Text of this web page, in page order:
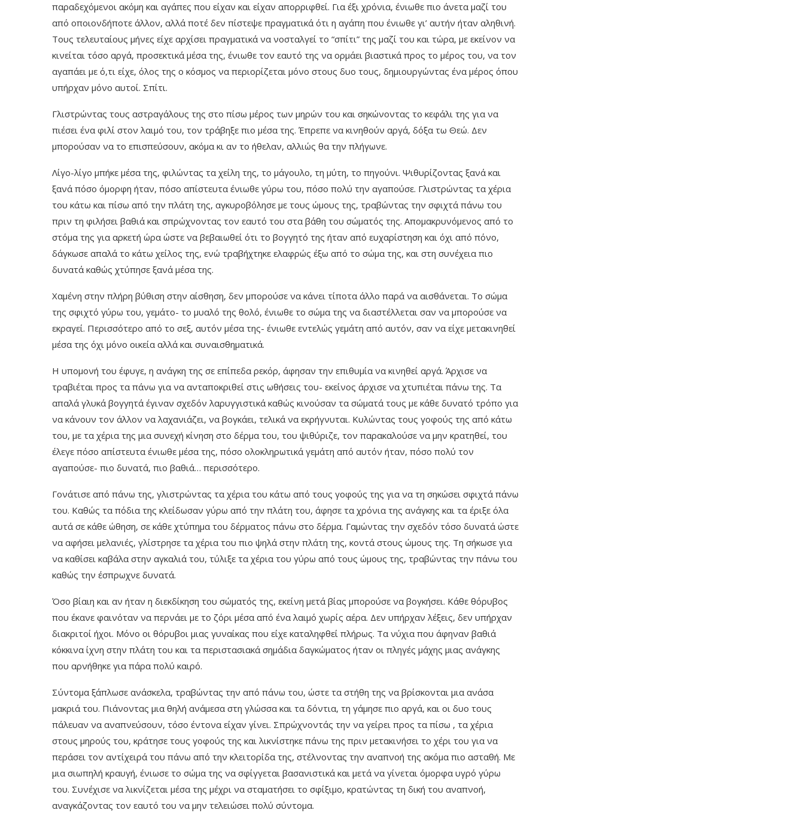
παραδεχόμενοι ακόμη και αγάπες που είχαν και είχαν απορριφθεί. Για έξι χρόνια, ένιωθε πιο άνετα μαζί του
από οποιονδήποτε άλλον, αλλά ποτέ δεν πίστεψε πραγματικά ότι η αγάπη που ένιωθε γι’ αυτήν ήταν αληθινή.
Τους τελευταίους μήνες είχε αρχίσει πραγματικά να νοσταλγεί το “σπίτι” της μαζί του και τώρα, με εκείνον να
κινείται τόσο αργά, προσεκτικά μέσα της, ένιωθε τον εαυτό της να ορμάει βιαστικά προς το μέρος του, να τον
αγαπάει με ό,τι είχε, όλος της ο κόσμος να περιορίζεται μόνο στους δυο τους, δημιουργώντας ένα μέρος όπου
υπήρχαν μόνο αυτοί. Σπίτι.
Γλιστρώντας τους αστραγάλους της στο πίσω μέρος των μηρών του και σηκώνοντας το κεφάλι της για να
πιέσει ένα φιλί στον λαιμό του, τον τράβηξε πιο μέσα της. Έπρεπε να κινηθούν αργά, δόξα τω Θεώ. Δεν
μπορούσαν να το επισπεύσουν, ακόμα κι αν το ήθελαν, αλλιώς θα την πλήγωνε.
Λίγο-λίγο μπήκε μέσα της, φιλώντας τα χείλη της, το μάγουλο, τη μύτη, το πηγούνι. Ψιθυρίζοντας ξανά και
ξανά πόσο όμορφη ήταν, πόσο απίστευτα ένιωθε γύρω του, πόσο πολύ την αγαπούσε. Γλιστρώντας τα χέρια
του κάτω και πίσω από την πλάτη της, αγκυροβόλησε με τους ώμους της, τραβώντας την σφιχτά πάνω του
πριν τη φιλήσει βαθιά και σπρώχνοντας τον εαυτό του στα βάθη του σώματός της. Απομακρυνόμενος από το
στόμα της για αρκετή ώρα ώστε να βεβαιωθεί ότι το βογγητό της ήταν από ευχαρίστηση και όχι από πόνο,
δάγκωσε απαλά το κάτω χείλος της, ενώ τραβήχτηκε ελαφρώς έξω από το σώμα της, και στη συνέχεια πιο
δυνατά καθώς χτύπησε ξανά μέσα της.
Χαμένη στην πλήρη βύθιση στην αίσθηση, δεν μπορούσε να κάνει τίποτα άλλο παρά να αισθάνεται. Το σώμα
της σφιχτό γύρω του, γεμάτο- το μυαλό της θολό, ένιωθε το σώμα της να διαστέλλεται σαν να μπορούσε να
εκραγεί. Περισσότερο από το σεξ, αυτόν μέσα της- ένιωθε εντελώς γεμάτη από αυτόν, σαν να είχε μετακινηθεί
μέσα της όχι μόνο οικεία αλλά και συναισθηματικά.
Η υπομονή του έφυγε, η ανάγκη της σε επίπεδα ρεκόρ, άφησαν την επιθυμία να κινηθεί αργά. Άρχισε να
τραβιέται προς τα πάνω για να ανταποκριθεί στις ωθήσεις του- εκείνος άρχισε να χτυπιέται πάνω της. Τα
απαλά γλυκά βογγητά έγιναν σχεδόν λαρυγγιστικά καθώς κινούσαν τα σώματά τους με κάθε δυνατό τρόπο για
να κάνουν τον άλλον να λαχανιάζει, να βογκάει, τελικά να εκρήγνυται. Κυλώντας τους γοφούς της από κάτω
του, με τα χέρια της μια συνεχή κίνηση στο δέρμα του, του ψιθύριζε, τον παρακαλούσε να μην κρατηθεί, του
έλεγε πόσο απίστευτα ένιωθε μέσα της, πόσο ολοκληρωτικά γεμάτη από αυτόν ήταν, πόσο πολύ τον
αγαπούσε- πιο δυνατά, πιο βαθιά… περισσότερο.
Γονάτισε από πάνω της, γλιστρώντας τα χέρια του κάτω από τους γοφούς της για να τη σηκώσει σφιχτά πάνω
του. Καθώς τα πόδια της κλείδωσαν γύρω από την πλάτη του, άφησε τα χρόνια της ανάγκης και τα έριξε όλα
αυτά σε κάθε ώθηση, σε κάθε χτύπημα του δέρματος πάνω στο δέρμα. Γαμώντας την σχεδόν τόσο δυνατά ώστε
να αφήσει μελανιές, γλίστρησε τα χέρια του πιο ψηλά στην πλάτη της, κοντά στους ώμους της. Τη σήκωσε για
να καθίσει καβάλα στην αγκαλιά του, τύλιξε τα χέρια του γύρω από τους ώμους της, τραβώντας την πάνω του
καθώς την έσπρωχνε δυνατά.
Όσο βίαιη και αν ήταν η διεκδίκηση του σώματός της, εκείνη μετά βίας μπορούσε να βογκήσει. Κάθε θόρυβος
που έκανε φαινόταν να περνάει με το ζόρι μέσα από ένα λαιμό χωρίς αέρα. Δεν υπήρχαν λέξεις, δεν υπήρχαν
διακριτοί ήχοι. Μόνο οι θόρυβοι μιας γυναίκας που είχε καταληφθεί πλήρως. Τα νύχια που άφηναν βαθιά
κόκκινα ίχνη στην πλάτη του και τα περιστασιακά σημάδια δαγκώματος ήταν οι πληγές μάχης μιας ανάγκης
που αρνήθηκε για πάρα πολύ καιρό.
Σύντομα ξάπλωσε ανάσκελα, τραβώντας την από πάνω του, ώστε τα στήθη της να βρίσκονται μια ανάσα
μακριά του. Πιάνοντας μια θηλή ανάμεσα στη γλώσσα και τα δόντια, τη γάμησε πιο αργά, και οι δυο τους
πάλευαν να αναπνεύσουν, τόσο έντονα είχαν γίνει. Σπρώχνοντάς την να γείρει προς τα πίσω , τα χέρια
στους μηρούς του, κράτησε τους γοφούς της και λικνίστηκε πάνω της πριν μετακινήσει το χέρι του για να
περάσει τον αντίχειρά του πάνω από την κλειτορίδα της, στέλνοντας την αναπνοή της ακόμα πιο ασταθή. Με
μια σιωπηλή κραυγή, ένιωσε το σώμα της να σφίγγεται βασανιστικά και μετά να γίνεται όμορφα υγρό γύρω
του. Συνέχισε να λικνίζεται μέσα της μέχρι να σταματήσει το σφίξιμο, κρατώντας τη δική του αναπνοή,
αναγκάζοντας τον εαυτό του να μην τελειώσει πολύ σύντομα.